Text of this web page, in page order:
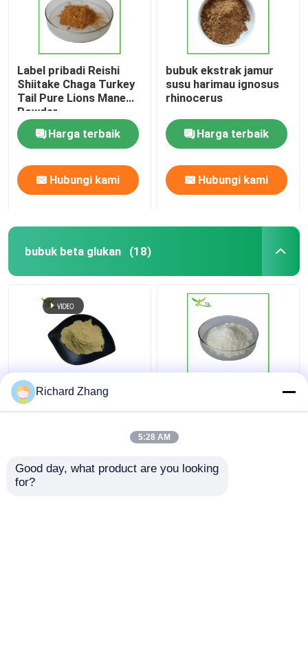
Label pribadi Reishi
Shiitake Chaga Turkey
Tail Pure Lions Mane
Powder
Harga terbaik
Hubungi kami
bubuk ekstrak jamur
susu harimau ignosus
rhinocerus
Harga terbaik
Hubungi kami
bubuk beta glukan (18)
Larut dalam air 70%
80% Beta Glucan
Grade Untuk perawatan
Kesehatan Makanan
Richard Zhang
5:28 AM
Good day, what product are you looking
for?